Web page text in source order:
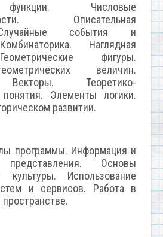
Числовые
Описательная
события и
Наглядная
фигуры.
величин.
Векторы. Теоретико-
Элементы логики.
развитии.
программы. Информация и
Основы
культуры. Использование
и сервисов. Работа в